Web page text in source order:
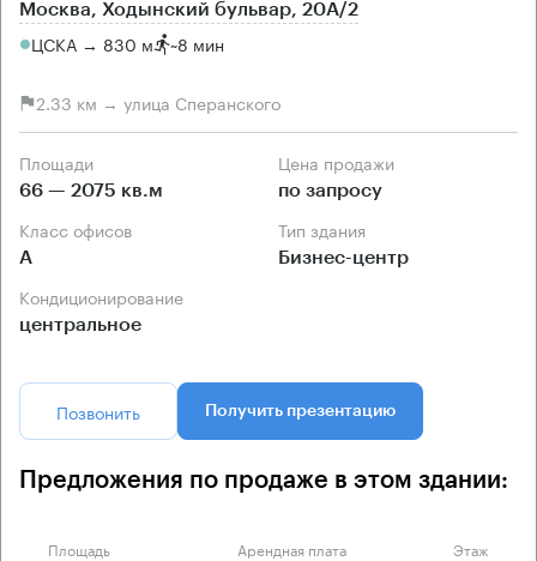
Москва, Ходынский бульвар, 20А/2
ЦСКА → 830 м ~8 мин
2.33 км → улица Сперанского
Площади
66 — 2075 кв.м
Цена продажи
по запросу
Класс офисов
А
Тип здания
Бизнес-центр
Кондиционирование
центральное
Позвонить Получить презентацию
Предложения по продаже в этом здании:
Площадь Арендная плата Этаж